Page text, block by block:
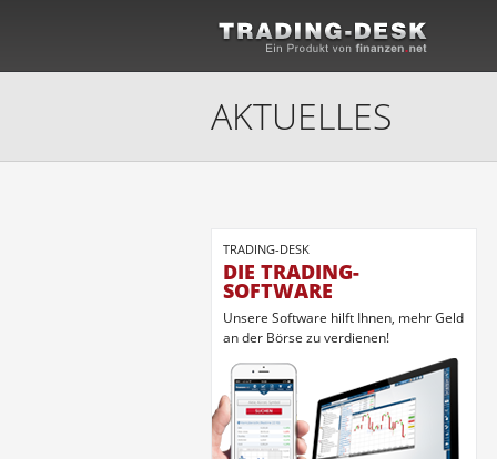
AKTUELLES
TRADING-DESK
DIE TRADING-
SOFTWARE
Unsere Software hilft Ihnen, mehr Geld
an der Börse zu verdienen!